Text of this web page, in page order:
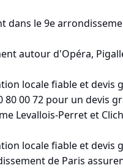
dans le 9e
autour d'Opéra,
locale fiable et
80 00 72 pour un devis
Levallois-Perret et
locale fiable et
de Paris